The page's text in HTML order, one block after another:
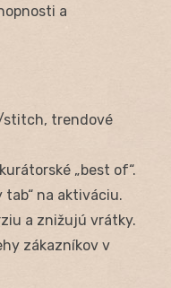
a
stitch, trendové
„best of“.
tab“ na aktiváciu.
a znižujú vrátky.
zákazníkov v